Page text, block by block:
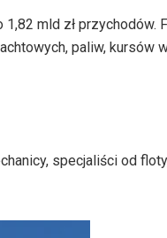
mld zł przychodów.
paliw, kursów
specjaliści od